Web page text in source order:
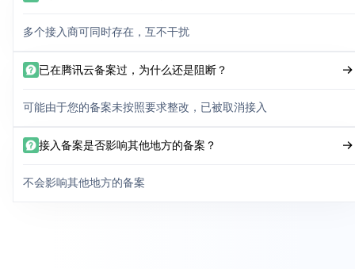
多个接入商可同时存在，互不干扰
已在腾讯云备案过，为什么还是阻断？
可能由于您的备案未按照要求整改，已被取消接入
接入备案是否影响其他地方的备案？
不会影响其他地方的备案